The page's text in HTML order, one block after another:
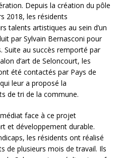
Depuis la création du pôle
2018, les résidents
talents artistiques au sein d’un
par Sylvain Bernasconi pour
au succès remporté par
d’art de Seloncourt, les
été contactés par Pays de
leur a proposé la
de tri de la commune.
face à ce projet
et développement durable.
les résidents ont réalisé
de plusieurs mois de travail. Ils